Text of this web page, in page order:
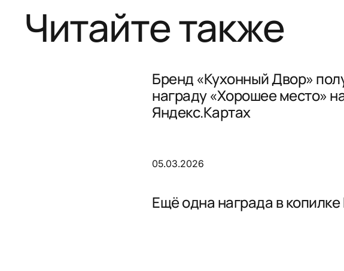
Читайте также
Бренд «Кухонный Двор»
награду «Хорошее место»
Яндекс.Картах
05.03.2026
Ещё одна награда в